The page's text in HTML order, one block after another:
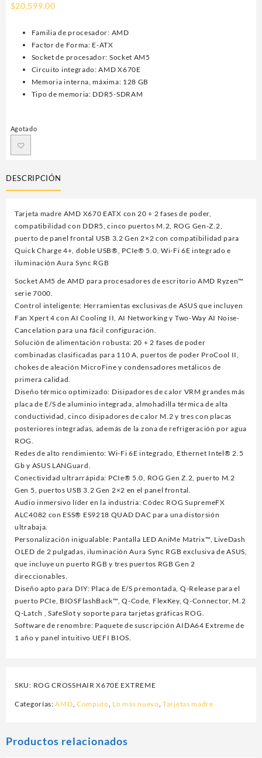
$20,599.00
Familia de procesador: AMD
Factor de Forma: E-ATX
Socket de procesador: Socket AM5
Circuito integrado: AMD X670E
Memoria interna, máxima: 128 GB
Tipo de memoria: DDR5-SDRAM
Agotado
DESCRIPCIÓN
Tarjeta madre AMD X670 EATX con 20 + 2 fases de poder,
compatibilidad con DDR5, cinco puertos M.2, ROG Gen-Z.2,
puerto de panel frontal USB 3.2 Gen 2×2 con compatibilidad para
Quick Charge 4+, doble USB®, PCIe® 5.0, Wi-Fi 6E integrado e
iluminación Aura Sync RGB
Socket AM5 de AMD para procesadores de escritorio AMD Ryzen™
serie 7000.
Control inteligente: Herramientas exclusivas de ASUS que incluyen
Fan Xpert 4 con AI Cooling II, AI Networking y Two-Way AI Noise-
Cancelation para una fácil configuración.
Solución de alimentación robusta: 20 + 2 fases de poder
combinadas clasificadas para 110 A, puertos de poder ProCool II,
chokes de aleación MicroFine y condensadores metálicos de
primera calidad.
Diseño térmico optimizado: Disipadores de calor VRM grandes más
placa de E/S de aluminio integrada, almohadilla térmica de alta
conductividad, cinco disipadores de calor M.2 y tres con placas
posteriores integradas, además de la zona de refrigeración por agua
ROG.
Redes de alto rendimiento: Wi-Fi 6E integrado, Ethernet Intel® 2.5
Gb y ASUS LANGuard.
Conectividad ultrarrápida: PCIe® 5.0, ROG Gen Z.2, puerto M.2
Gen 5, puertos USB 3.2 Gen 2×2 en el panel frontal.
Audio inmersivo líder en la industria: Códec ROG SupremeFX
ALC4082 con ESS® ES9218 QUAD DAC para una distorsión
ultrabaja.
Personalización inigualable: Pantalla LED AniMe Matrix™, LiveDash
OLED de 2 pulgadas, iluminación Aura Sync RGB exclusiva de ASUS,
que incluye un puerto RGB y tres puertos RGB Gen 2
direccionables.
Diseño apto para DIY: Placa de E/S premontada, Q-Release para el
puerto PCIe, BIOSFlashBack™, Q-Code, FlexKey, Q-Connector, M.2
Q-Latch , SafeSlot y soporte para tarjetas gráficas ROG.
Software de renombre: Paquete de suscripción AIDA64 Extreme de
1 año y panel intuitivo UEFI BIOS.
SKU: ROG CROSSHAIR X670E EXTREME
Categorías:AMD Computo Lo más nuevo ,Tarjetas madre
Productos relacionados